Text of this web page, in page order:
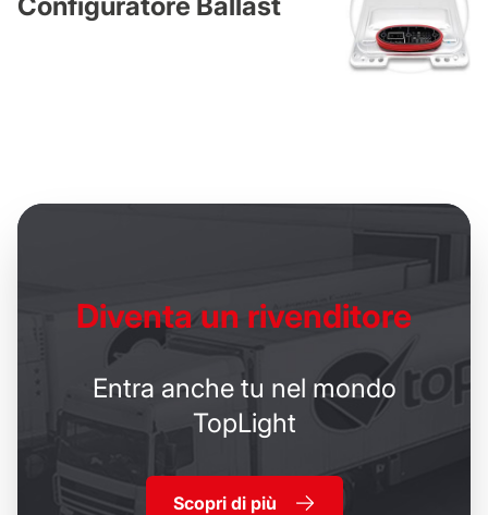
Diventa un rivenditore
Entra anche tu nel mondo
TopLight
Scopri di più